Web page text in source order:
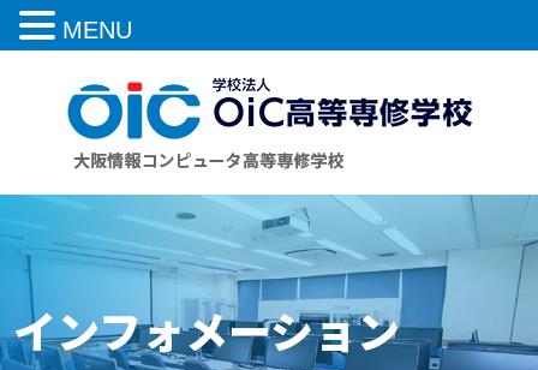
インフォメーション
MENU